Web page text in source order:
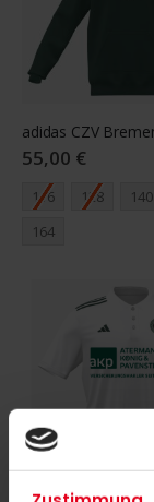
55,00 €
116 128 140
164